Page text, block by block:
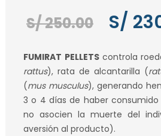
S/250.00
El
era:
S/
S/
FUMIRAT PELLETS controla
rattus), rata de alcantarilla (
(mus musculus), generando
3 o 4 días de haber
no asocien la muerte del
aversión al producto).